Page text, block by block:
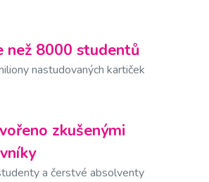
než 8000 studentů
nastudovaných kartiček
zkušenými
a čerstvé absolventy